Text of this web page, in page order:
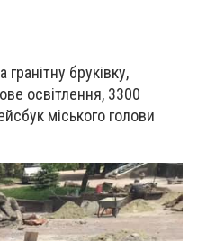
бруківку,
освітлення, 3300
міського голови